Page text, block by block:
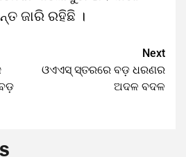
ଜାରି ରହିଛି ।
Next
ଓଏଏସ୍‌ ସ୍ତରରେ ବଡ଼ ଧରଣର
ଅଦଳ ବଦଳ